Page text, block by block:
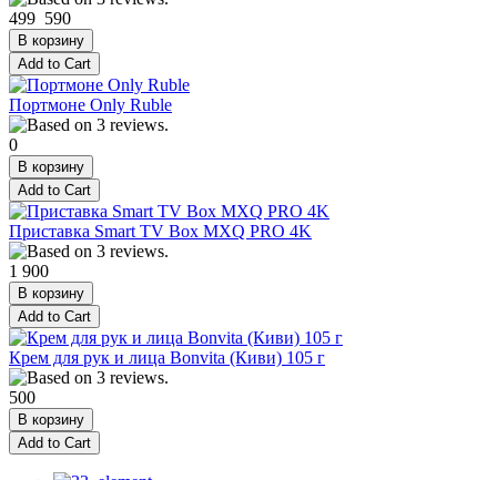
499 590
Портмоне Only Ruble
0
Приставка Smart TV Box MXQ PRO 4K
1 900
Крем для рук и лица Bonvita (Киви) 105 г
500